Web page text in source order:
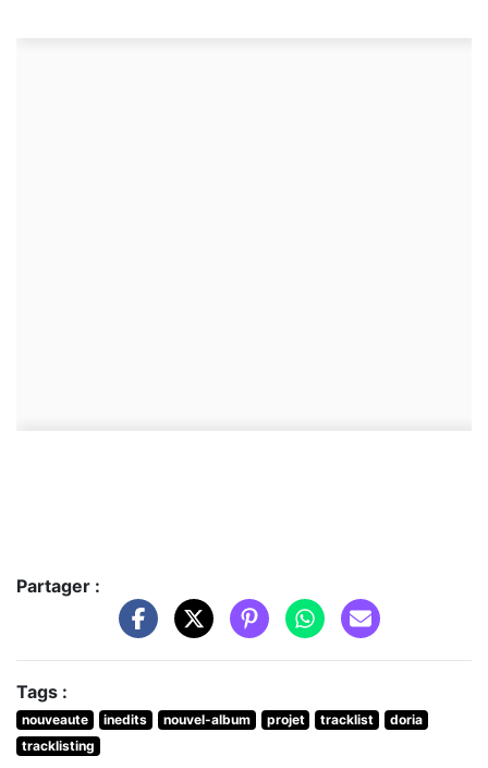
Partager :
Tags :
nouveaute inedits nouvel-album projet tracklist
doria
tracklisting